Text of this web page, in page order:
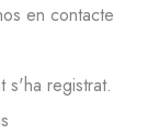
en contacte
s'ha registrat.